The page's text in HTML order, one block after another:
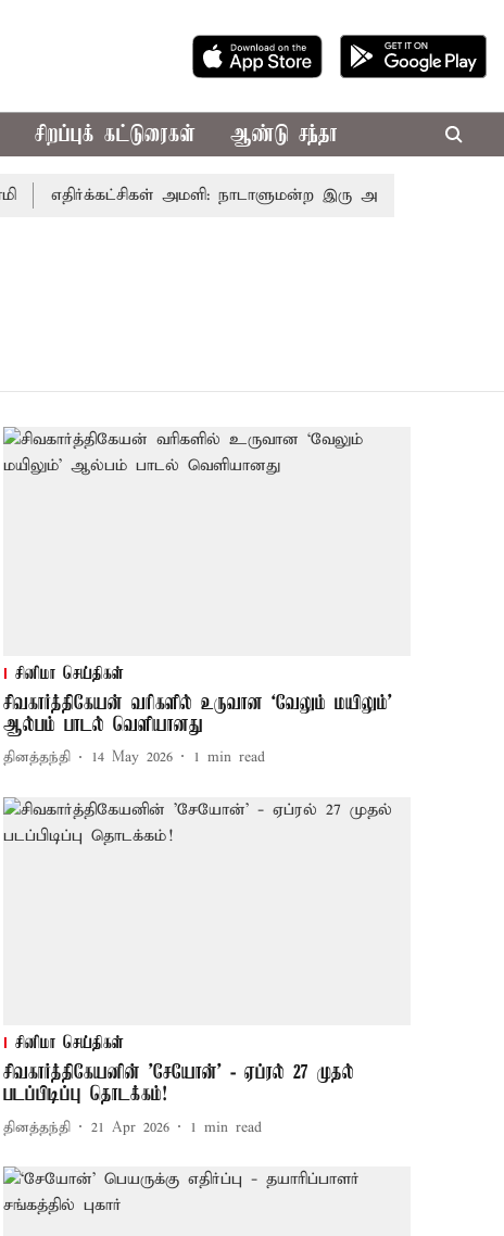
சிறப்புக் கட்டுரைகள் ஆண்டு சந்தா
எதிர்க்கட்சிகள் அமளி: நாடாளுமன்ற இரு அவைகளும்
சினிமா செய்திகள்
சிவகார்த்திகேயன் வரிகளில் உருவான ‘வேலும் மயிலும்'
ஆல்பம் பாடல் வெளியானது
தினத்தந்தி 14 May 2026 1 min read
சினிமா செய்திகள்
சிவகார்த்திகேயனின் 'சேயோன்' - ஏப்ரல் 27 முதல்
படப்பிடிப்பு தொடக்கம்!
தினத்தந்தி 21 Apr 2026 1 min read